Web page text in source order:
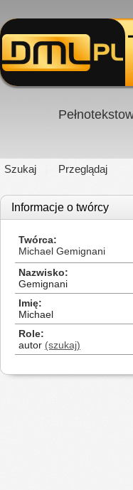
Szukaj Przeglądaj
Informacje o twórcy
Twórca
Michael Gemignani
Nazwisko
Gemignani
Imię
Michael
Role
autor (szukaj)